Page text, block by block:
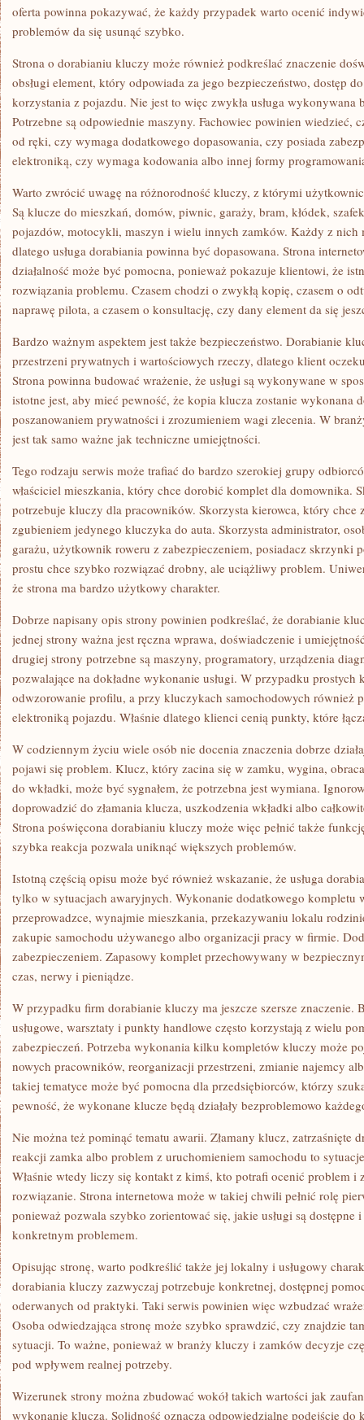
oferta powinna pokazywać, że każdy przypadek warto ocenić
problemów da się usunąć szybko.
Strona o dorabianiu kluczy może również podkreślać znaczenie
obsługi element, który odpowiada za jego bezpieczeństwo, dostęp
korzystania z pojazdu. Nie jest to więc zwykła usługa wykonywana
Potrzebne są odpowiednie maszyny. Fachowiec powinien wiedzieć,
od ręki, czy wymaga dodatkowego dopasowania, czy posiada
elektroniką, czy wymaga kodowania albo innej formy
Warto zwrócić uwagę na różnorodność kluczy, z którymi
Są klucze do mieszkań, domów, piwnic, garaży, bram, kłódek,
pojazdów, motocykli, maszyn i wielu innych zamków. Każdy z nich
dlatego usługa dorabiania powinna być dopasowana. Strona
działalność może być pomocna, ponieważ pokazuje klientowi, że
rozwiązania problemu. Czasem chodzi o zwykłą kopię, czasem o
naprawę pilota, a czasem o konsultację, czy dany element da się
Bardzo ważnym aspektem jest także bezpieczeństwo. Dorabianie
przestrzeni prywatnych i wartościowych rzeczy, dlatego klient
Strona powinna budować wrażenie, że usługi są wykonywane w
istotne jest, aby mieć pewność, że kopia klucza zostanie wykonana
poszanowaniem prywatności i zrozumieniem wagi zlecenia. W
jest tak samo ważne jak techniczne umiejętności.
Tego rodzaju serwis może trafiać do bardzo szerokiej grupy
właściciel mieszkania, który chce dorobić komplet dla domownika.
potrzebuje kluczy dla pracowników. Skorzysta kierowca, który chce
zgubieniem jedynego kluczyka do auta. Skorzysta administrator,
garażu, użytkownik roweru z zabezpieczeniem, posiadacz skrzynki
prostu chce szybko rozwiązać drobny, ale uciążliwy problem.
że strona ma bardzo użytkowy charakter.
Dobrze napisany opis strony powinien podkreślać, że dorabianie
jednej strony ważna jest ręczna wprawa, doświadczenie i
drugiej strony potrzebne są maszyny, programatory, urządzenia
pozwalające na dokładne wykonanie usługi. W przypadku
odwzorowanie profilu, a przy kluczykach samochodowych również
elektroniką pojazdu. Właśnie dlatego klienci cenią punkty, które
W codziennym życiu wiele osób nie docenia znaczenia dobrze
pojawi się problem. Klucz, który zacina się w zamku, wygina,
do wkładki, może być sygnałem, że potrzebna jest wymiana.
doprowadzić do złamania klucza, uszkodzenia wkładki albo
Strona poświęcona dorabianiu kluczy może więc pełnić także
szybka reakcja pozwala uniknąć większych problemów.
Istotną częścią opisu może być również wskazanie, że usługa
tylko w sytuacjach awaryjnych. Wykonanie dodatkowego kompletu
przeprowadzce, wynajmie mieszkania, przekazywaniu lokalu
zakupie samochodu używanego albo organizacji pracy w firmie.
zabezpieczeniem. Zapasowy komplet przechowywany w
czas, nerwy i pieniądze.
W przypadku firm dorabianie kluczy ma jeszcze szersze znaczenie.
usługowe, warsztaty i punkty handlowe często korzystają z wielu
zabezpieczeń. Potrzeba wykonania kilku kompletów kluczy może
nowych pracowników, reorganizacji przestrzeni, zmianie najemcy
takiej tematyce może być pomocna dla przedsiębiorców, którzy
pewność, że wykonane klucze będą działały bezproblemowo
Nie można też pominąć tematu awarii. Złamany klucz, zatrzaśnięte
reakcji zamka albo problem z uruchomieniem samochodu to
Właśnie wtedy liczy się kontakt z kimś, kto potrafi ocenić problem i
rozwiązanie. Strona internetowa może w takiej chwili pełnić rolę
ponieważ pozwala szybko zorientować się, jakie usługi są dostępne
konkretnym problemem.
Opisując stronę, warto podkreślić także jej lokalny i usługowy
dorabiania kluczy zazwyczaj potrzebuje konkretnej, dostępnej
oderwanych od praktyki. Taki serwis powinien więc wzbudzać
Osoba odwiedzająca stronę może szybko sprawdzić, czy znajdzie
sytuacji. To ważne, ponieważ w branży kluczy i zamków decyzje
pod wpływem realnej potrzeby.
Wizerunek strony można zbudować wokół takich wartości jak
wykonanie klucza. Solidność oznacza odpowiedzialne podejście do